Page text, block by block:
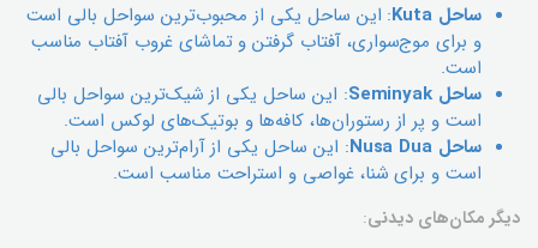
ساحل Kuta
: این ساحل یکی از محبوب‌ترین سواحل بالی است
و برای موج‌سواری، آفتاب گرفتن و تماشای غروب آفتاب مناسب
است.
ساحل Seminyak
: این ساحل یکی از شیک‌ترین سواحل بالی
است و پر از رستوران‌ها، کافه‌ها و بوتیک‌های لوکس است.
ساحل Nusa Dua
: این ساحل یکی از آرام‌ترین سواحل بالی
است و برای شنا، غواصی و استراحت مناسب است.
دیگر مکان‌های دیدنی: